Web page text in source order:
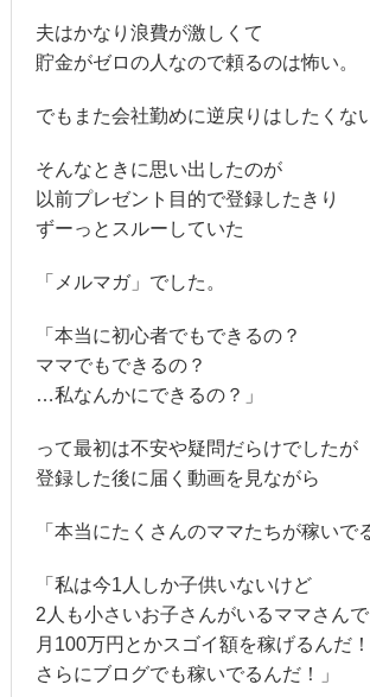
夫はかなり浪費が激しくて
貯金がゼロの人なので頼るのは怖い。
でもまた会社勤めに逆戻りはしたくな
そんなときに思い出したのが
以前プレゼント目的で登録したきり
ずーっとスルーしていた
「メルマガ」でした。
「本当に初心者でもできるの？
ママでもできるの？
…私なんかにできるの？」
って最初は不安や疑問だらけでしたが
登録した後に届く動画を見ながら
「本当にたくさんのママたちが稼いで
「私は今1人しか子供いないけど
2人も小さいお子さんがいるママさんで
月100万円とかスゴイ額を稼げるんだ！
さらにブログでも稼いでるんだ！」